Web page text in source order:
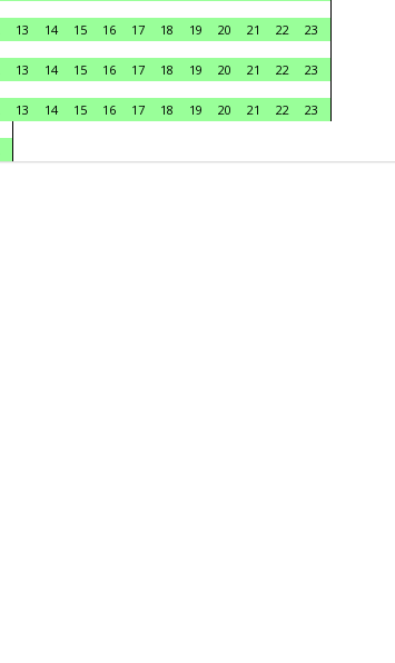
13 14 15 16 17 18 19 20 21 22
23
13 14 15 16 17 18 19 20 21 22
23
13 14 15 16 17 18 19 20 21 22
23